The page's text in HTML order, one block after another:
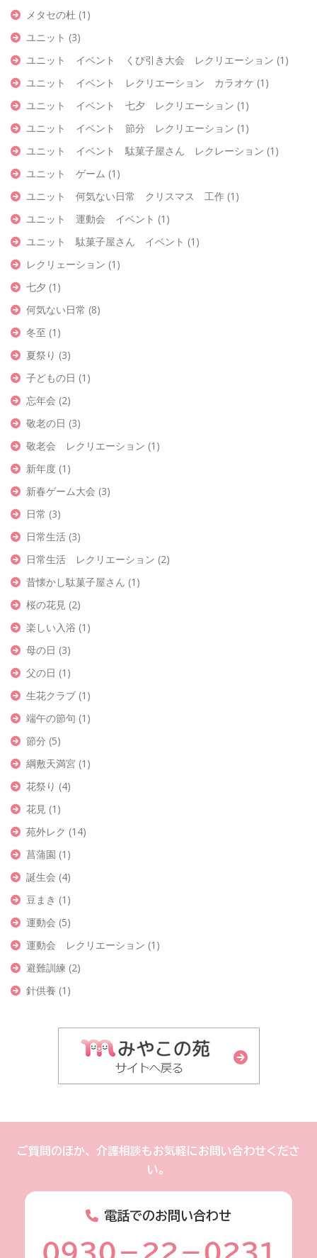
メタセの杜 (1)
ユニット (3)
ユニット イベント くび引き大会 レクリエーション (1)
ユニット イベント レクリエーション カラオケ (1)
ユニット イベント 七夕 レクリエーション (1)
ユニット イベント 節分 レクリエーション (1)
ユニット イベント 駄菓子屋さん レクレーション (1)
ユニット ゲーム (1)
ユニット 何気ない日常 クリスマス 工作 (1)
ユニット 運動会 イベント (1)
ユニット 駄菓子屋さん イベント (1)
レクリェーション (1)
七夕 (1)
何気ない日常 (8)
冬至 (1)
夏祭り (3)
子どもの日 (1)
忘年会 (2)
敬老の日 (3)
敬老会 レクリエーション (1)
新年度 (1)
新春ゲーム大会 (3)
日常 (3)
日常生活 (3)
日常生活 レクリエーション (2)
昔懐かし駄菓子屋さん (1)
桜の花見 (2)
楽しい入浴 (1)
母の日 (3)
父の日 (1)
生花クラブ (1)
端午の節句 (1)
節分 (5)
綱敷天満宮 (1)
花祭り (4)
花見 (1)
苑外レク (14)
菖蒲園 (1)
誕生会 (4)
豆まき (1)
運動会 (5)
運動会 レクリエーション (1)
避難訓練 (2)
針供養 (1)
ご質問のほか、介護相談もお気軽にお問い合わせくださ
い。
電話でのお問い合わせ